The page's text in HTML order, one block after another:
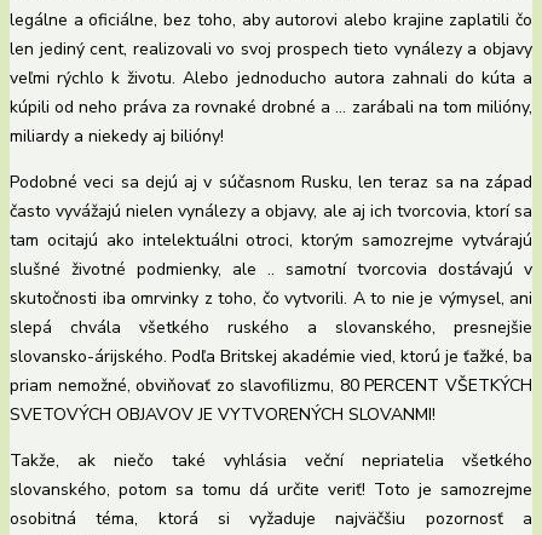
legálne a oficiálne, bez toho, aby autorovi alebo krajine zaplatili čo
len jediný cent, realizovali vo svoj prospech tieto vynálezy a objavy
veľmi rýchlo k životu. Alebo jednoducho autora zahnali do kúta a
kúpili od neho práva za rovnaké drobné a … zarábali na tom milióny,
miliardy a niekedy aj bilióny!
Podobné veci sa dejú aj v súčasnom Rusku, len teraz sa na západ
často vyvážajú nielen vynálezy a objavy, ale aj ich tvorcovia, ktorí sa
tam ocitajú ako intelektuálni otroci, ktorým samozrejme vytvárajú
slušné životné podmienky, ale .. samotní tvorcovia dostávajú v
skutočnosti iba omrvinky z toho, čo vytvorili. A to nie je výmysel, ani
slepá chvála všetkého ruského a slovanského, presnejšie
slovansko-árijského. Podľa Britskej akadémie vied, ktorú je ťažké, ba
priam nemožné, obviňovať zo slavofilizmu, 80 PERCENT VŠETKÝCH
SVETOVÝCH OBJAVOV JE VYTVORENÝCH SLOVANMI!
Takže, ak niečo také vyhlásia veční nepriatelia všetkého
slovanského, potom sa tomu dá určite veriť! Toto je samozrejme
osobitná téma, ktorá si vyžaduje najväčšiu pozornosť a